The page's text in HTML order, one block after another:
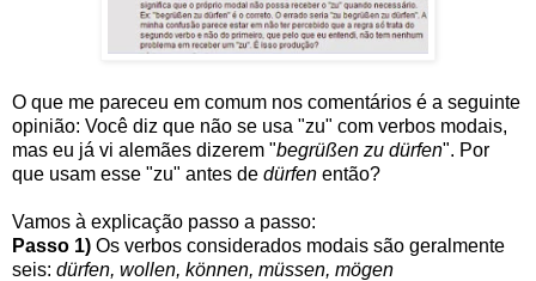
O que me pareceu em comum nos comentários é a seguinte
opinião: Você diz que não se usa "zu" com verbos modais,
mas eu já vi alemães dizerem "begrüßen zu dürfen". Por
que usam esse "zu" antes de dürfen então?
Vamos à explicação passo a passo:
Passo 1) Os verbos considerados modais são geralmente
seis: dürfen, wollen, können, müssen, mögen